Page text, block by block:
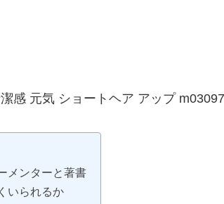
メンターと著書
いられるか